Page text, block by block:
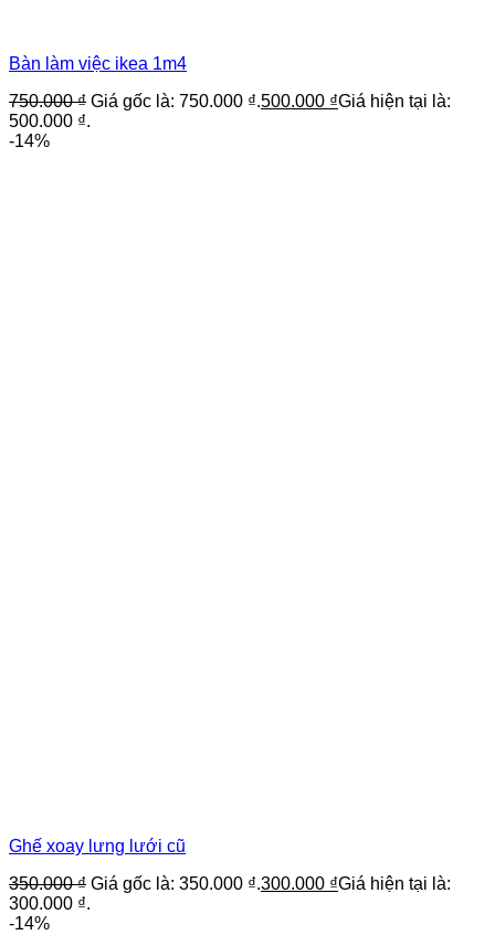
Bàn làm việc ikea 1m4
750.000₫ Giá gốc là: 750.000 ₫.500.000 ₫Giá hiện tại là:
500.000 ₫.
-14%
Ghế xoay lưng lưới cũ
350.000₫ Giá gốc là: 350.000 ₫.300.000 ₫Giá hiện tại là:
300.000 ₫.
-14%